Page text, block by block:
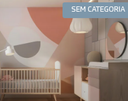
SEM CATEGORIA